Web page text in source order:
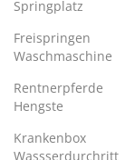
Springplatz
Freispringen
Waschmaschine
Rentnerpferde
Hengste
Krankenbox
Wassserdurchritt